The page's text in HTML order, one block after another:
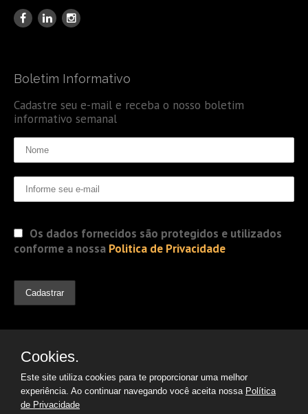
Boletim Informativo
Cadastre seu e-mail e receba o nosso boletim
informativo semanal
Os dados fornecidos são protegidos e utilizados
conforme a nossa Politica de Privacidade
Cookies.
Este site utiliza cookies para te proporcionar uma melhor
experiência. Ao continuar navegando você aceita nossa Política
de Privacidade